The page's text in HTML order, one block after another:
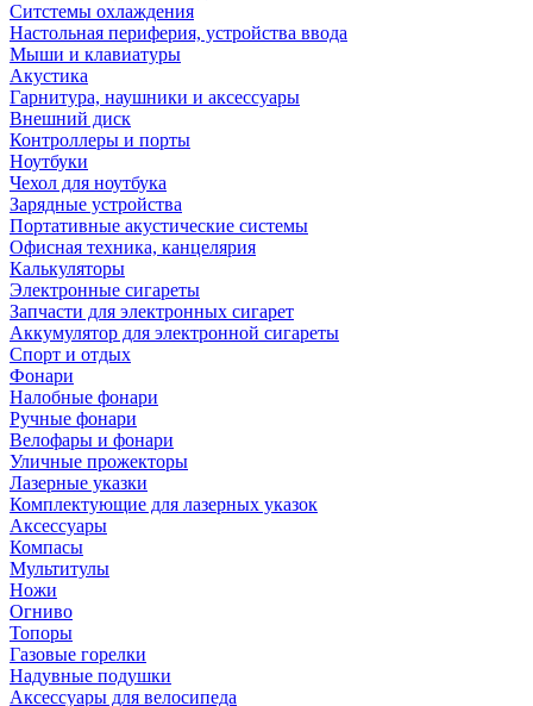
Ситстемы охлаждения
Настольная периферия, устройства ввода
Мыши и клавиатуры
Акустика
Гарнитура, наушники и аксессуары
Внешний диск
Контроллеры и порты
Ноутбуки
Чехол для ноутбука
Зарядные устройства
Портативные акустические системы
Офисная техника, канцелярия
Калькуляторы
Электронные сигареты
Запчасти для электронных сигарет
Аккумулятор для электронной сигареты
Спорт и отдых
Фонари
Налобные фонари
Ручные фонари
Велофары и фонари
Уличные прожекторы
Лазерные указки
Комплектующие для лазерных указок
Аксессуары
Компасы
Мультитулы
Ножи
Огниво
Топоры
Газовые горелки
Надувные подушки
Аксессуары для велосипеда